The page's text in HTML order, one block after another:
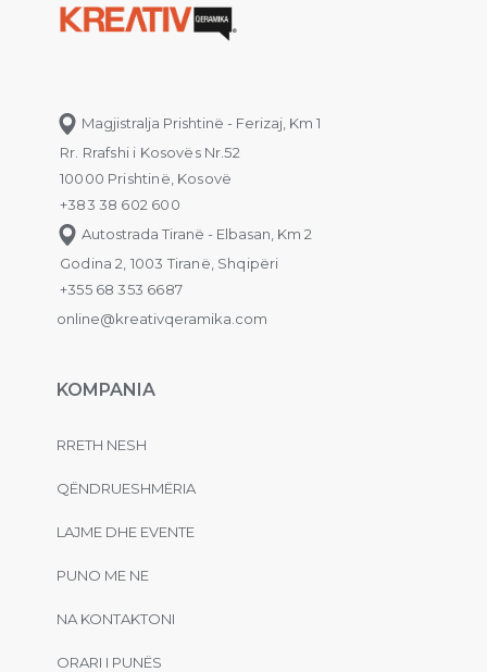
Magjistralja Prishtinë - Ferizaj, Km 1
Rr. Rrafshi i Kosovës Nr.52
10000 Prishtinë, Kosovë
+383 38 602 600
Autostrada Tiranë - Elbasan, Km 2
Godina 2, 1003 Tiranë, Shqipëri
+355 68 353 6687
online@kreativqeramika.com
KOMPANIA
RRETH NESH
QËNDRUESHMËRIA
LAJME DHE EVENTE
PUNO ME NE
NA KONTAKTONI
ORARI I PUNËS